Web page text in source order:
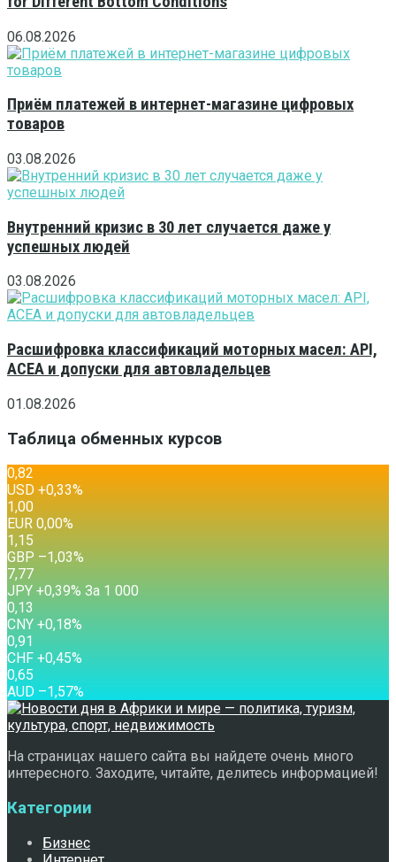
06.08.2026
Приём платежей в интернет-магазине цифровых
товаров
03.08.2026
Внутренний кризис в 30 лет случается даже у
успешных людей
03.08.2026
Расшифровка классификаций моторных масел: API,
ACEA и допуски для автовладельцев
01.08.2026
Таблица обменных курсов
0,82
USD +0,33%
1,00
EUR 0,00%
1,15
GBP –1,03%
7,77
JPY +0,39% За 1 000
0,13
CNY +0,18%
0,91
CHF +0,45%
0,65
AUD –1,57%
На страницах нашего сайта вы найдете очень много
интересного. Заходите, читайте, делитесь информацией!
Категории
Бизнес